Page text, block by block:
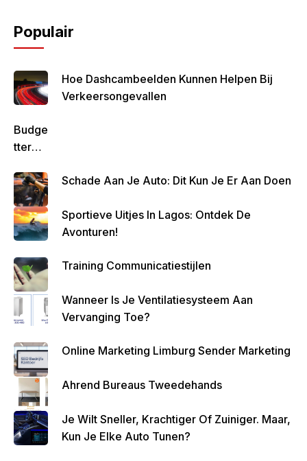
Populair
Hoe Dashcambeelden Kunnen Helpen Bij
Verkeersongevallen
Budge
Tteren
Belan
Grijk
Om
Zo
Geld
Over
Te
Houde
Schade Aan Je Auto: Dit Kun Je Er Aan Doen
Sportieve Uitjes In Lagos: Ontdek De
Avonturen!
Training Communicatiestijlen
Wanneer Is Je Ventilatiesysteem Aan
Vervanging Toe?
Online Marketing Limburg Sender Marketing
Ahrend Bureaus Tweedehands
Je Wilt Sneller, Krachtiger Of Zuiniger. Maar,
Kun Je Elke Auto Tunen?